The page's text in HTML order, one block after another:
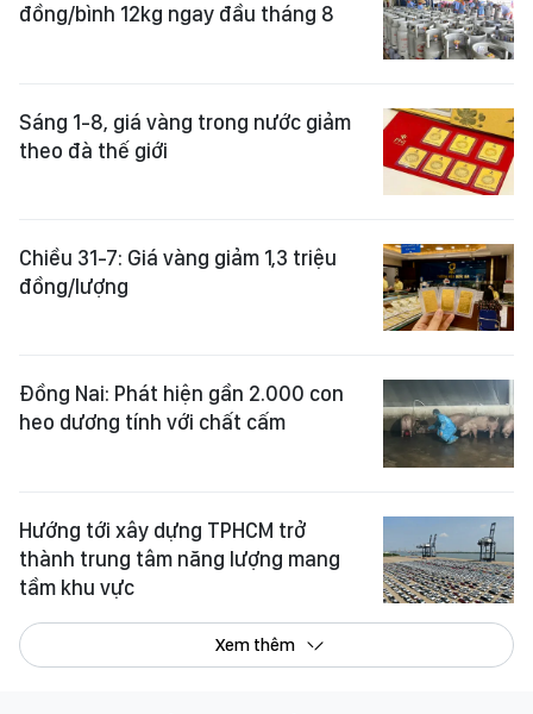
đồng/bình 12kg ngay đầu tháng 8
Sáng 1-8, giá vàng trong nước giảm
theo đà thế giới
Chiều 31-7: Giá vàng giảm 1,3 triệu
đồng/lượng
Đồng Nai: Phát hiện gần 2.000 con
heo dương tính với chất cấm
Hướng tới xây dựng TPHCM trở
thành trung tâm năng lượng mang
tầm khu vực
Xem thêm